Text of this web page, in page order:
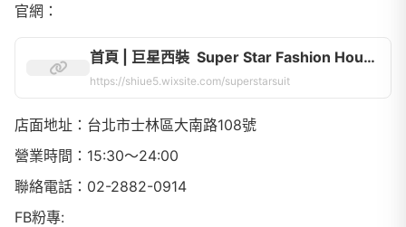
官網：
首頁 | 巨星西裝 Super Star Fashion House
https://shiue5.wixsite.com/superstarsuit
店面地址：台北市士林區大南路108號
營業時間：15:30～24:00
聯絡電話：02-2882-0914
FB粉專: